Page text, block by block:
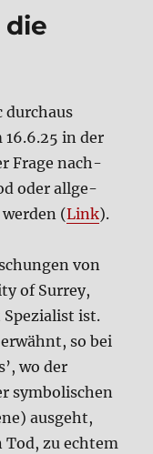
die
durch­aus
in der
Fra­ge nach­
oder all­ge­
wer­den (Link).
von
of Surrey,
Spe­zia­list ist.
so bei
wo der
sym­bo­li­schen
aus­geht,
Tod, zu ech­tem